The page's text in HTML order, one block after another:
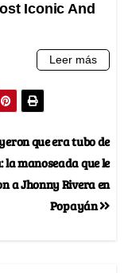
que era tubo de
la manoseada que le
a Jhonny Rivera en
Popayán